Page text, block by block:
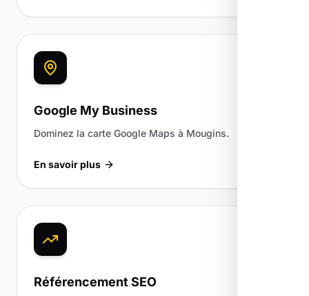
Google My Business
Dominez la carte Google Maps à Mougins.
En savoir plus
Référencement SEO